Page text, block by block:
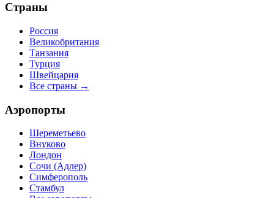
Страны
Россия
Великобритания
Танзания
Турция
Швейцария
Все страны →
Аэропорты
Шереметьево
Внуково
Лондон
Сочи (Адлер)
Симферополь
Стамбул